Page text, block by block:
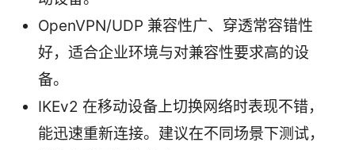
OpenVPN/UDP 兼容性广、穿透常容错性
好，适合企业环境与对兼容性要求高的设
备。
IKEv2 在移动设备上切换网络时表现不错，
能迅速重新连接。建议在不同场景下测试，